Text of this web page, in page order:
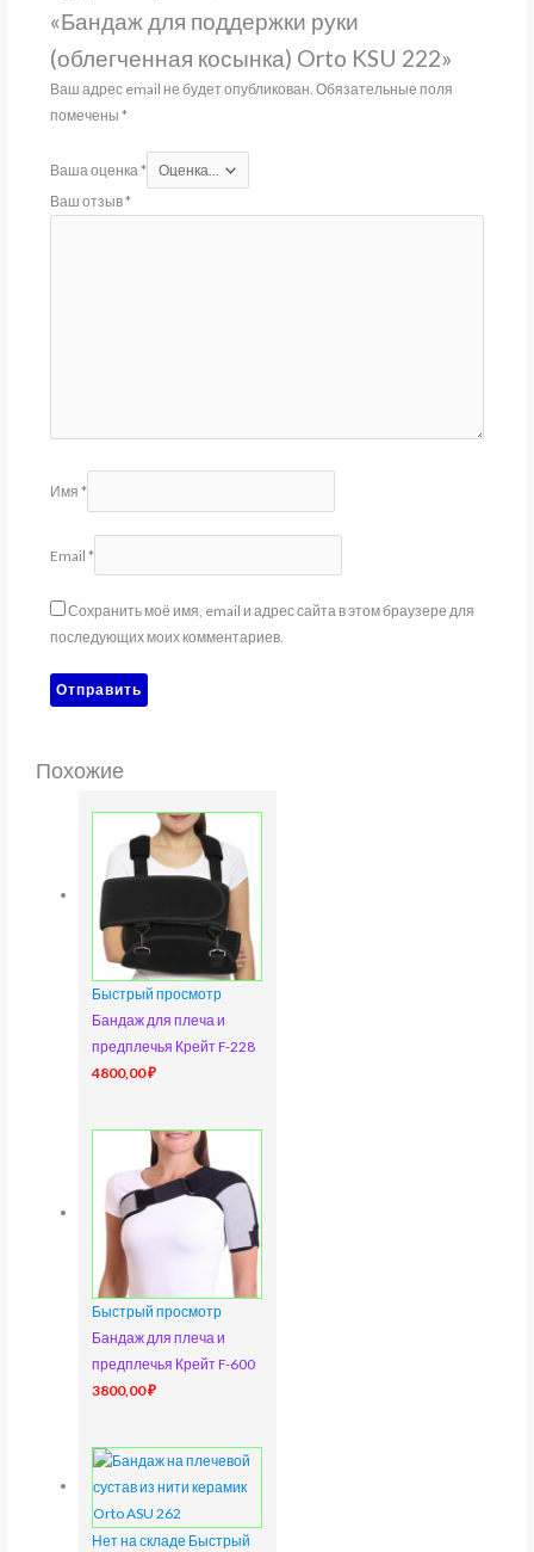
«Бандаж для поддержки руки
(облегченная косынка) Orto KSU 222»
Ваш адрес email не будет опубликован. Обязательные поля
помечены *
Ваша оценка*
Ваш отзыв*
Имя *
Email *
Сохранить моё имя, email и адрес сайта в этом браузере для
последующих моих комментариев.
Похожие
Быстрый просмотр
Бандаж для плеча и
предплечья Крейт F-228
4800,00₽
Быстрый просмотр
Бандаж для плеча и
предплечья Крейт F-600
3800,00₽
Нет на складе Быстрый